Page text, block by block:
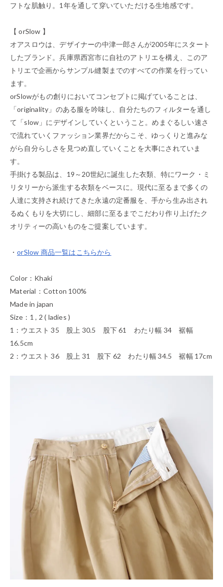
フトな肌触り。1年を通して穿いていただける生地感です。
【 orSlow 】
オアスロウは、デザイナーの中津一郎さんが2005年にスタート
したブランド。兵庫県西宮市に自社のアトリエを構え、このア
トリエで企画からサンプル縫製までのすべての作業を行ってい
ます。
orSlowがもの創りにおいてコンセプトに掲げていることは、
「originality」のある服を吟味し、自分たちのフィルターを通し
て「slow」にデザインしていくということ。めまぐるしい速さ
で流れていくファッション業界だからこそ、ゆっくりと進みな
がら自分らしさを見つめ直していくことを大事にされていま
す。
手掛ける製品は、19～20世紀に誕生した衣類、特にワーク・ミ
リタリーから派生する衣類をベースに。現代に至るまで多くの
人達に支持され続けてきた永遠の定番服を、手から生み出され
るぬくもりを大切にし、細部に至るまでこだわり作り上げたク
オリティーの高いものをご提案しています。
・orSlow 商品一覧はこちらから
Color：Khaki
Material：Cotton 100%
Made in japan
Size：1 , 2 ( ladies )
1：ウエスト 35 股上 30.5 股下 61 わたり幅 34 裾幅
16.5cm
2：ウエスト 36 股上 31 股下 62 わたり幅 34.5 裾幅 17cm